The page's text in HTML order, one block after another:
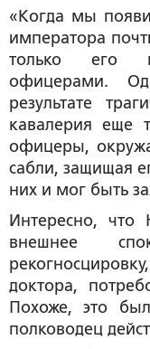
«Когда мы
императора
только его
офицерами.
результате
кавалерия еще
офицеры,
сабли, защищая
них и мог быть
Интересно, что
внешнее
доктора,
Похоже, это
полководец